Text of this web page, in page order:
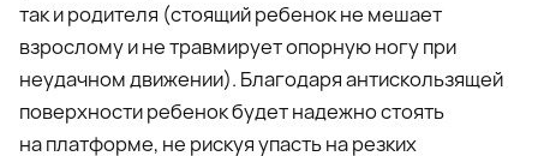
так и родителя (стоящий ребенок не мешает
взрослому и не травмирует опорную ногу при
неудачном движении). Благодаря антискользящей
поверхности ребенок будет надежно стоять
на платформе, не рискуя упасть на резких